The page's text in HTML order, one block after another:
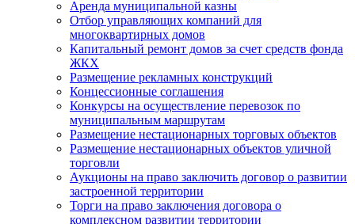
Аренда муниципальной казны
Отбор управляющих компаний для
многоквартирных домов
Капитальный ремонт домов за счет средств фонда
ЖКХ
Размещение рекламных конструкций
Концессионные соглашения
Конкурсы на осуществление перевозок по
муниципальным маршрутам
Размещение нестационарных торговых объектов
Размещение нестационарных объектов уличной
торговли
Аукционы на право заключить договор о развитии
застроенной территории
Торги на право заключения договора о
комплексном развитии территории